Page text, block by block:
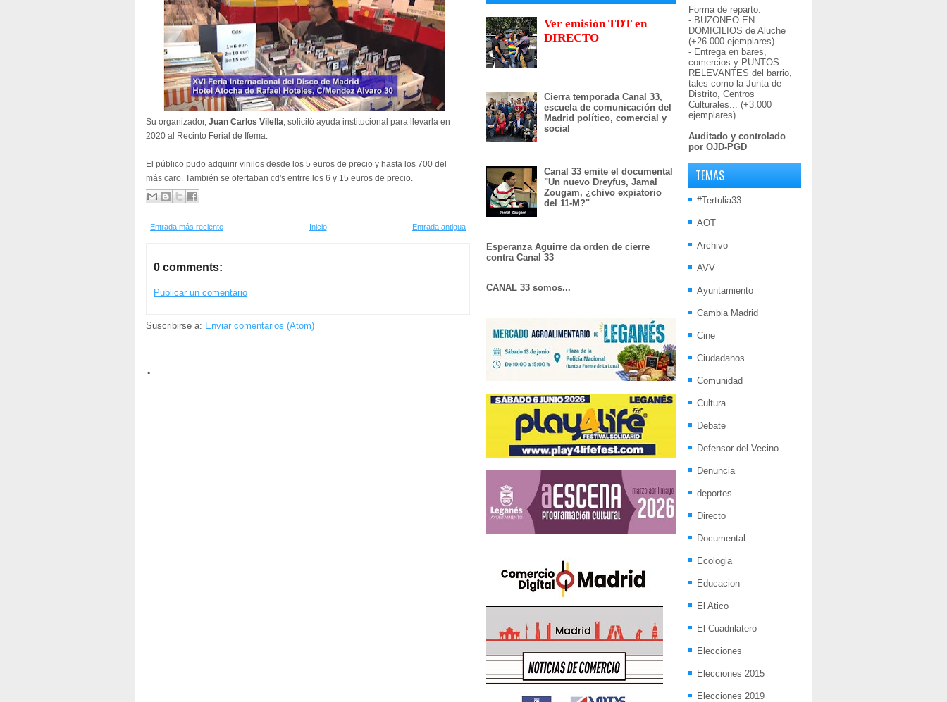
Su organizador, Juan Carlos Vilella, solicitó ayuda institucional para llevarla en
2020 al Recinto Ferial de Ifema.
El público pudo adquirir vinilos desde los 5 euros de precio y hasta los 700 del
más caro. También se ofertaban cd's entrre los 6 y 15 euros de precio.
Entrada más reciente Entrada antigua
Inicio
0 comments:
Publicar un comentario
Suscribirse a: Enviar comentarios (Atom)
.
Ver emisión TDT en
DIRECTO
Cierra temporada Canal 33,
escuela de comunicación del
Madrid político, comercial y
social
Canal 33 emite el documental
"Un nuevo Dreyfus, Jamal
Zougam, ¿chivo expiatorio
del 11-M?"
Esperanza Aguirre da orden de cierre
contra Canal 33
CANAL 33 somos...
Forma de reparto:
- BUZONEO EN
DOMICILIOS de Aluche
(+26.000 ejemplares).
- Entrega en bares,
comercios y PUNTOS
RELEVANTES del barrio,
tales como la Junta de
Distrito, Centros
Culturales... (+3.000
ejemplares).
Auditado y controlado
por OJD-PGD
TEMAS
#Tertulia33
AOT
Archivo
AVV
Ayuntamiento
Cambia Madrid
Cine
Ciudadanos
Comunidad
Cultura
Debate
Defensor del Vecino
Denuncia
deportes
Directo
Documental
Ecologia
Educacion
El Atico
El Cuadrilatero
Elecciones
Elecciones 2015
Elecciones 2019